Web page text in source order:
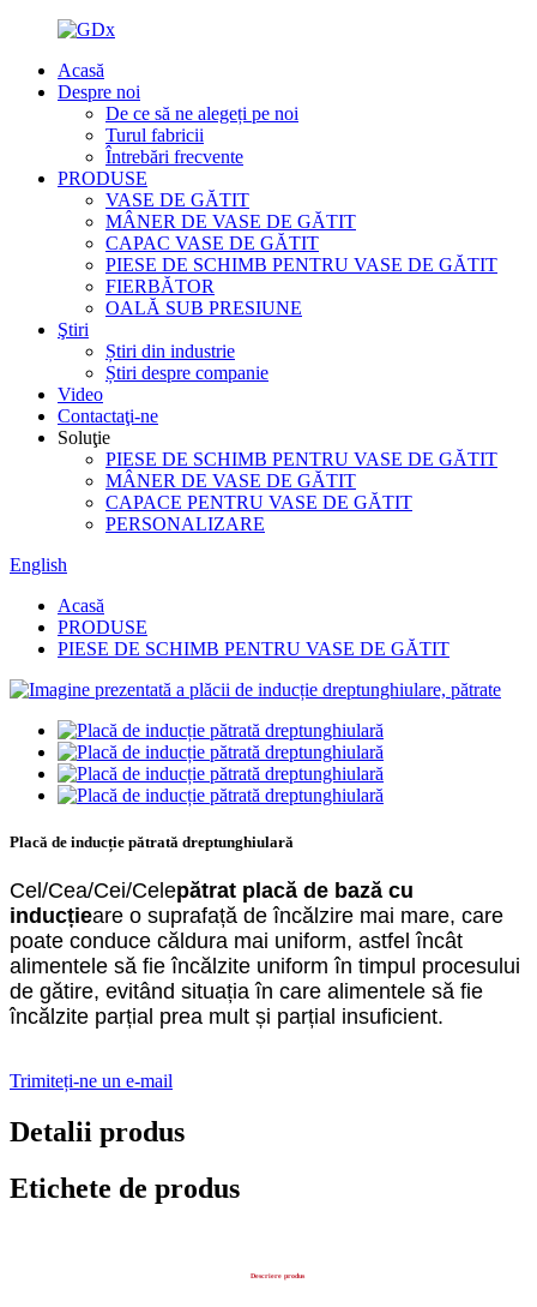
Acasă
Despre noi
De ce să ne alegeți pe noi
Turul fabricii
Întrebări frecvente
PRODUSE
VASE DE GĂTIT
MÂNER DE VASE DE GĂTIT
CAPAC VASE DE GĂTIT
PIESE DE SCHIMB PENTRU VASE DE GĂTIT
FIERBĂTOR
OALĂ SUB PRESIUNE
Ştiri
Știri din industrie
Știri despre companie
Video
Contactaţi-ne
Soluţie
PIESE DE SCHIMB PENTRU VASE DE GĂTIT
MÂNER DE VASE DE GĂTIT
CAPACE PENTRU VASE DE GĂTIT
PERSONALIZARE
English
Acasă
PRODUSE
PIESE DE SCHIMB PENTRU VASE DE GĂTIT
Placă de inducție pătrată dreptunghiulară
Cel/Cea/Cei/Celepătrat placă de bază cu
inducțieare o suprafață de încălzire mai mare, care
poate conduce căldura mai uniform, astfel încât
alimentele să fie încălzite uniform în timpul procesului
de gătire, evitând situația în care alimentele să fie
încălzite parțial prea mult și parțial insuficient.
Trimiteți-ne un e-mail
Detalii produs
Etichete de produs
Descriere produs